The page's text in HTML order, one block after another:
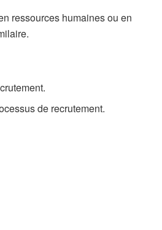
ressources humaines ou en
de recrutement.